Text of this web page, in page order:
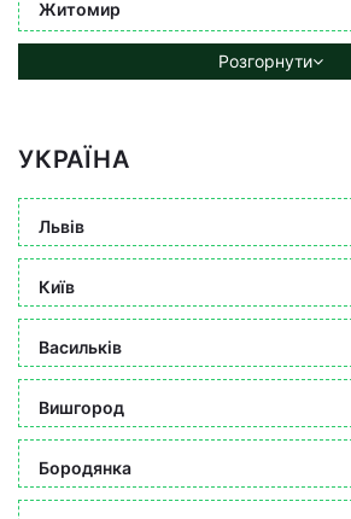
Житомир
Розгорнути
УКРАЇНА
Львів
Київ
Васильків
Вишгород
Бородянка